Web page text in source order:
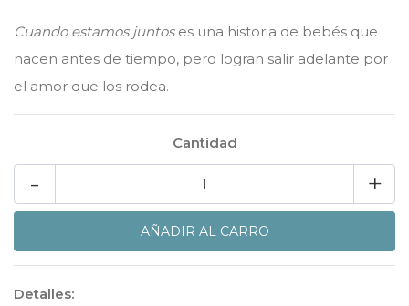
Cuando estamos juntoses una historia de bebés que
nacen antes de tiempo, pero logran salir adelante por
el amor que los rodea.
Cantidad
+
-
Detalles: